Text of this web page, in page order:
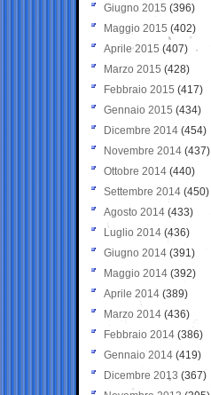
Giugno 2015 (396)
Maggio 2015 (402)
Aprile 2015 (407)
Marzo 2015 (428)
Febbraio 2015 (417)
Gennaio 2015 (434)
Dicembre 2014 (454)
Novembre 2014 (437)
Ottobre 2014 (440)
Settembre 2014 (450)
Agosto 2014 (433)
Luglio 2014 (436)
Giugno 2014 (391)
Maggio 2014 (392)
Aprile 2014 (389)
Marzo 2014 (436)
Febbraio 2014 (386)
Gennaio 2014 (419)
Dicembre 2013 (367)